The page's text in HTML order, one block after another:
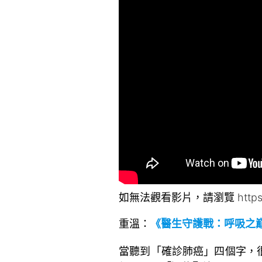
如無法觀看影片，請瀏覽
重溫： 《醫生守護戰：呼吸之
當聽到「確診肺癌」四個字